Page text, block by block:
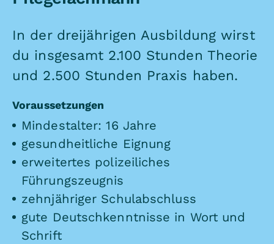
In der dreijährigen Ausbildung wirst
du insgesamt 2.100 Stunden Theorie
und 2.500 Stunden Praxis haben.
Voraussetzungen
Mindestalter: 16 Jahre
gesundheitliche Eignung
erweitertes polizeiliches
Führungszeugnis
zehnjähriger Schulabschluss
gute Deutschkenntnisse in Wort und
Schrift